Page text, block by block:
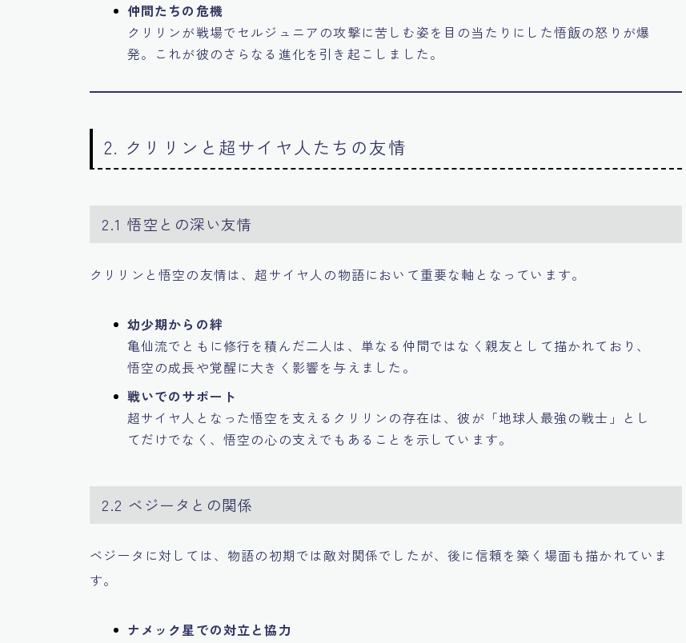
仲間たちの危機
クリリンが戦場でセルジュニアの攻撃に苦しむ姿を目の当たりにした悟飯の怒りが爆
発。これが彼のさらなる進化を引き起こしました。
2. クリリンと超サイヤ人たちの友情
2.1 悟空との深い友情
クリリンと悟空の友情は、超サイヤ人の物語において重要な軸となっています。
幼少期からの絆
亀仙流でともに修行を積んだ二人は、単なる仲間ではなく親友として描かれており、
悟空の成長や覚醒に大きく影響を与えました。
戦いでのサポート
超サイヤ人となった悟空を支えるクリリンの存在は、彼が「地球人最強の戦士」とし
てだけでなく、悟空の心の支えでもあることを示しています。
2.2 ベジータとの関係
ベジータに対しては、物語の初期では敵対関係でしたが、後に信頼を築く場面も描かれていま
す。
ナメック星での対立と協力